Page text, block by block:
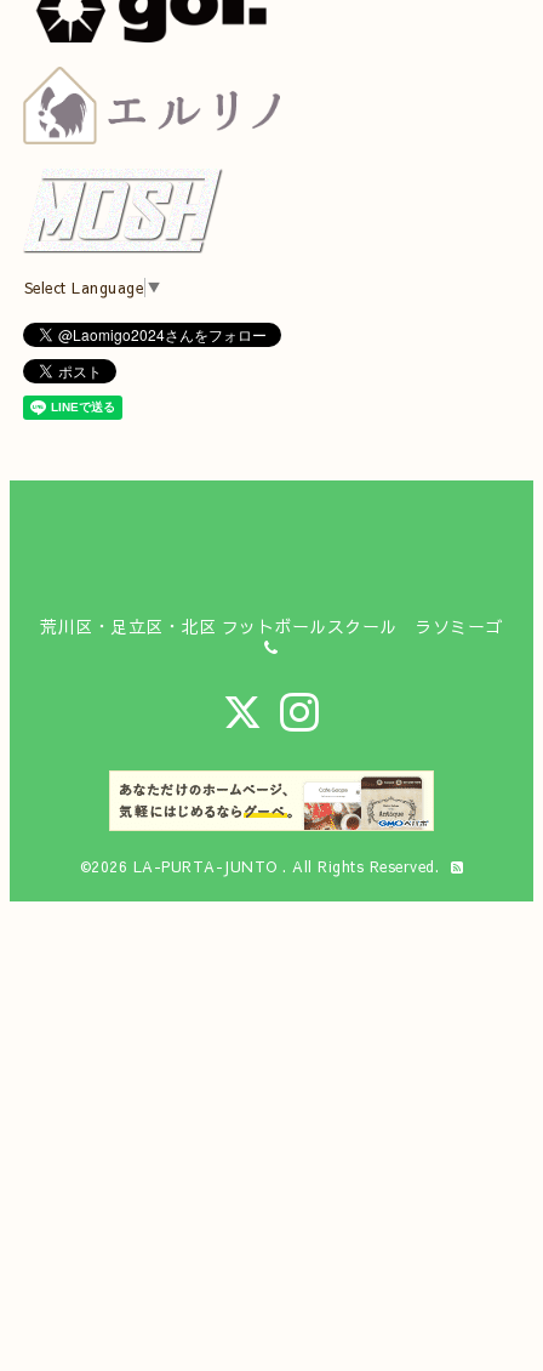
Select Language ▼
荒川区・足立区・北区 フットボールスクール ラソミーゴ
©2026 LA-PURTA-JUNTO. All Rights Reserved.